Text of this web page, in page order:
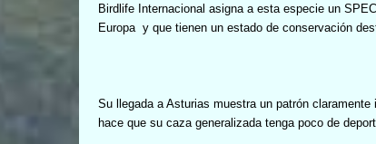
Birdlife Internacional asigna a esta especie un
Europa y que tienen un estado de conservación
Su llegada a Asturias muestra un patrón
hace que su caza generalizada tenga poco de